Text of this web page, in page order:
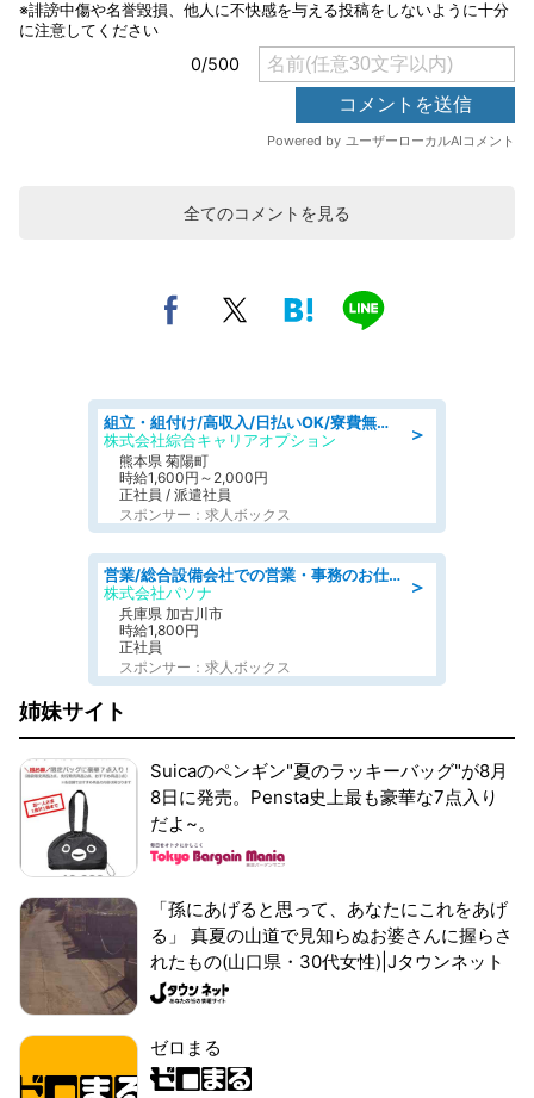
全てのコメントを見る
＞
組立・組付け/高収入/日払いOK/寮費無料/交替制/20・30・40代活躍中
株式会社綜合キャリアオプション
熊本県 菊陽町
時給1,600円～2,000円
正社員 / 派遣社員
スポンサー：求人ボックス
＞
営業/総合設備会社での営業・事務のお仕事/即日勤務可/車通勤可/営業/営業事務
株式会社パソナ
兵庫県 加古川市
時給1,800円
正社員
スポンサー：求人ボックス
姉妹サイト
Suicaのペンギン"夏のラッキーバッグ"が8月
8日に発売。Pensta史上最も豪華な7点入り
だよ~。
「孫にあげると思って、あなたにこれをあげ
る」 真夏の山道で見知らぬお婆さんに握らさ
れたもの(山口県・30代女性)|Jタウンネット
ゼロまる